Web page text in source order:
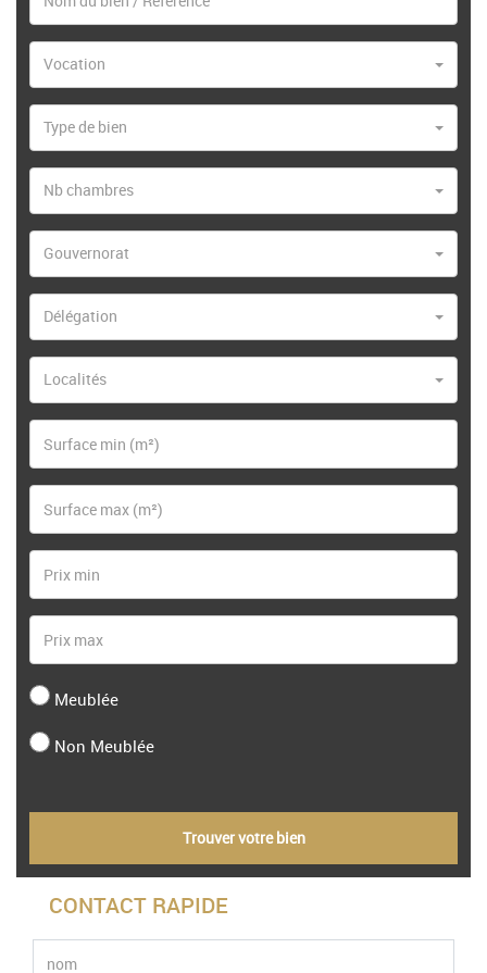
Vocation
Type de bien
Nb chambres
Gouvernorat
Délégation
Localités
Meublée
Non Meublée
Trouver votre bien
CONTACT RAPIDE